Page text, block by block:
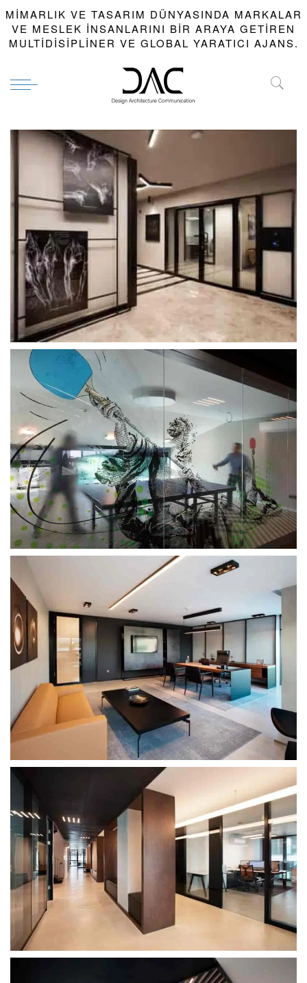
MIMARLIK VE TASARIM DÜNYASINDA MARKALAR
VE MESLEK INSANLARINI BIR ARAYA GETIREN
MULTIDISIPLINER VE GLOBAL YARATICI AJANS.